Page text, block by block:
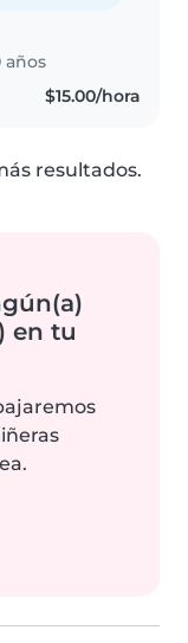
años
$15.00/hora
resultados.
en tu